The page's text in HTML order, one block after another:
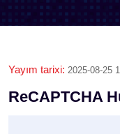
Yayım tarixi: 2025-08-25
ReCAPTCHA